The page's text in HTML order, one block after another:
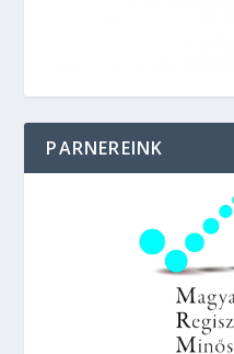
PARNEREINK